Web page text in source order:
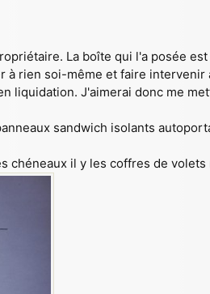
La boîte qui l'a posée
rien soi-même et faire
liquidation. J'aimerai donc me
sandwich isolants
chéneaux il y les coffres de